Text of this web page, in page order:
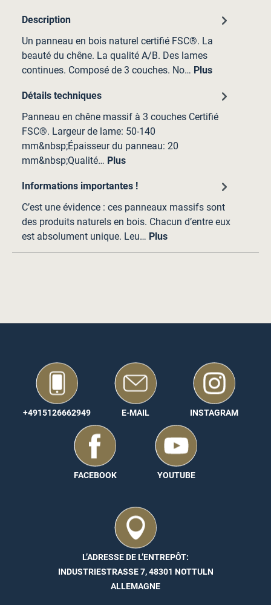
Description
Un panneau en bois naturel certifié FSC®. La
beauté du chêne. La qualité A/B. Des lames
continues. Composé de 3 couches. No… Plus
Détails techniques
Panneau en chêne massif à 3 couches Certifié
FSC®. Largeur de lame: 50-140
mm&nbsp;Épaisseur du panneau: 20
mm&nbsp;Qualité… Plus
Informations importantes !
C’est une évidence : ces panneaux massifs sont
des produits naturels en bois. Chacun d’entre eux
est absolument unique. Leu… Plus
+4915126662949 E-MAIL INSTAGRAM
FACEBOOK YOUTUBE
L’ADRESSE DE L’ENTREPÔT:
INDUSTRIESTRASSE 7, 48301 NOTTULN
ALLEMAGNE